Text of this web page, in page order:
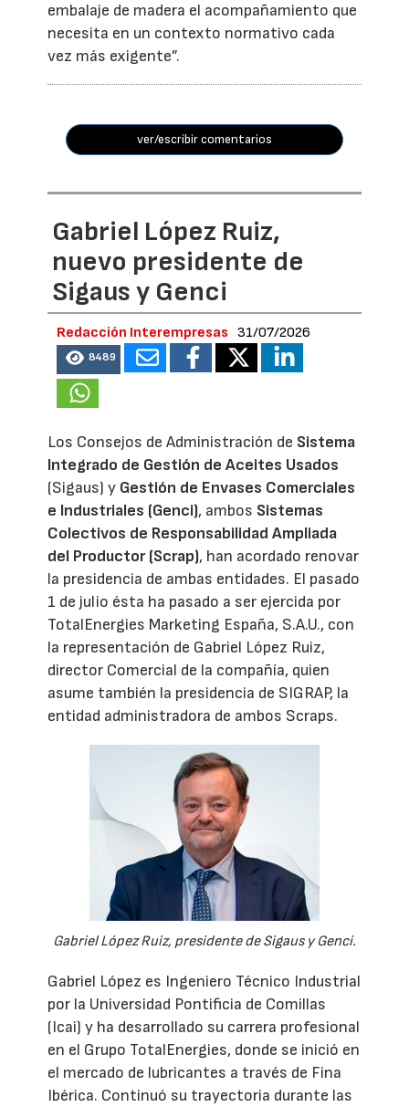
embalaje de madera el acompañamiento que
necesita en un contexto normativo cada
vez más exigente”.
ver/escribir comentarios
Gabriel López Ruiz,
nuevo presidente de
Sigaus y Genci
Redacción Interempresas 31/07/2026
8489
Los Consejos de Administración de Sistema
Integrado de Gestión de Aceites Usados
(Sigaus) y Gestión de Envases Comerciales
e Industriales (Genci), ambos Sistemas
Colectivos de Responsabilidad Ampliada
del Productor (Scrap), han acordado renovar
la presidencia de ambas entidades. El pasado
1 de julio ésta ha pasado a ser ejercida por
TotalEnergies Marketing España, S.A.U., con
la representación de Gabriel López Ruiz,
director Comercial de la compañía, quien
asume también la presidencia de SIGRAP, la
entidad administradora de ambos Scraps.
Gabriel López Ruiz, presidente de Sigaus y Genci.
Gabriel López es Ingeniero Técnico Industrial
por la Universidad Pontificia de Comillas
(Icai) y ha desarrollado su carrera profesional
en el Grupo TotalEnergies, donde se inició en
el mercado de lubricantes a través de Fina
Ibérica. Continuó su trayectoria durante las